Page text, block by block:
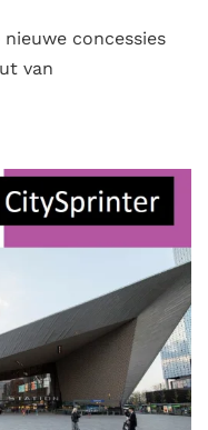
concessies
van